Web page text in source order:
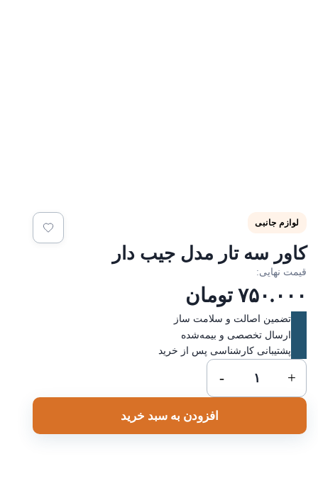
لوازم جانبی
سه تار مدل جیب دار
نهایی:
تومان
تضمین اصالت و سلامت ساز
ارسال تخصصی و بیمه‌شده
پشتیبانی کارشناسی پس از خرید
سه
افزودن به سبد خرید